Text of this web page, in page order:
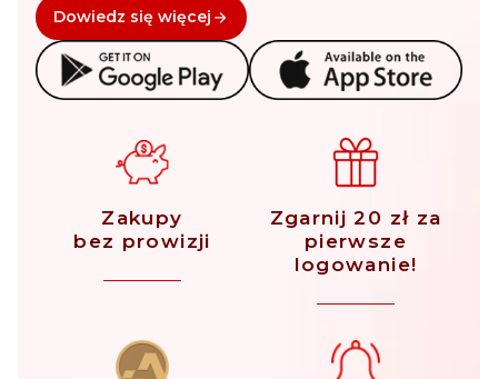
Dowiedz się więcej
Zakupy
bez prowizji
Zgarnij 20 zł za
pierwsze
logowanie!